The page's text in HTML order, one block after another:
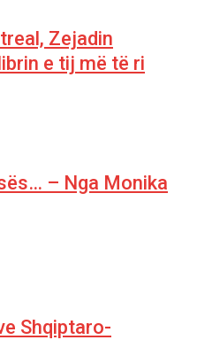
Zejadin
e tij më të ri
– Nga Monika
Shqiptaro-